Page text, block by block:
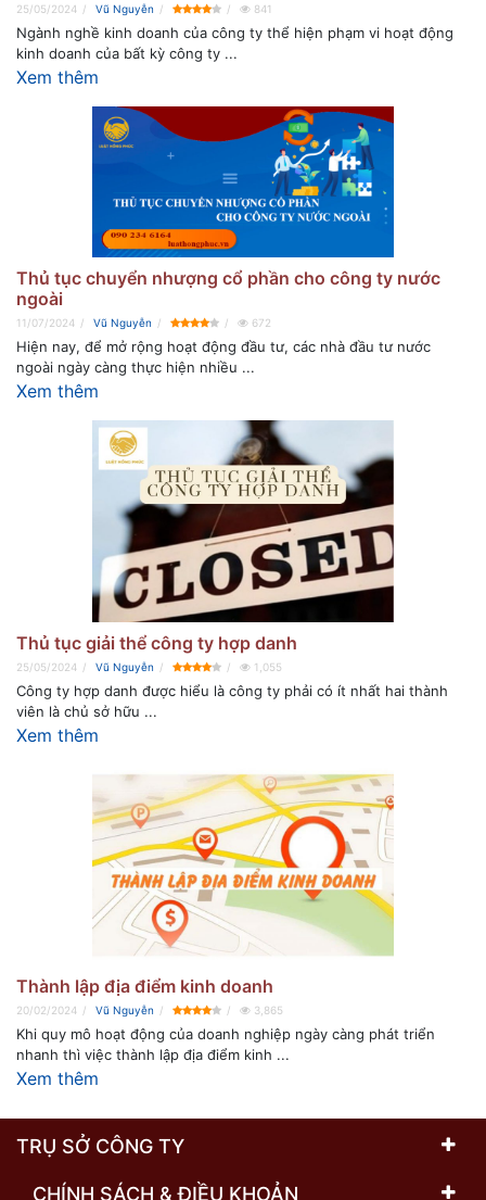
25/05/2024 Vũ Nguyễn 841
Ngành nghề kinh doanh của công ty thể hiện phạm vi hoạt động
kinh doanh của bất kỳ công ty ...
Xem thêm
Thủ tục chuyển nhượng cổ phần cho công ty nước
ngoài
11/07/2024 Vũ Nguyễn 672
Hiện nay, để mở rộng hoạt động đầu tư, các nhà đầu tư nước
ngoài ngày càng thực hiện nhiều ...
Xem thêm
Thủ tục giải thể công ty hợp danh
25/05/2024 Vũ Nguyễn 1,055
Công ty hợp danh được hiểu là công ty phải có ít nhất hai thành
viên là chủ sở hữu ...
Xem thêm
Thành lập địa điểm kinh doanh
20/02/2024 Vũ Nguyễn 3,865
Khi quy mô hoạt động của doanh nghiệp ngày càng phát triển
nhanh thì việc thành lập địa điểm kinh ...
Xem thêm
TRỤ SỞ CÔNG TY
CHÍNH SÁCH & ĐIỀU KHOẢN